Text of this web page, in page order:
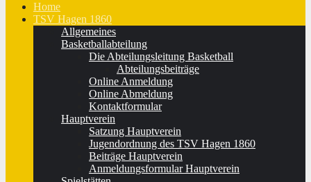
Home
TSV Hagen 1860
Allgemeines
Basketballabteilung
Die Abteilungsleitung Basketball
Abteilungsbeiträge
Online Anmeldung
Online Abmeldung
Kontaktformular
Hauptverein
Satzung Hauptverein
Jugendordnung des TSV Hagen 1860
Beiträge Hauptverein
Anmeldungsformular Hauptverein